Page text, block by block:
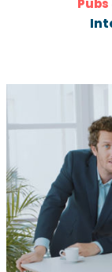
NIBELIS
Les joueurs
Audiovisuel